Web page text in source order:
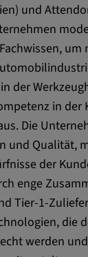
und
um
der
in der
Die
und Qualität,
der
enge
Tier-1-
die
werden